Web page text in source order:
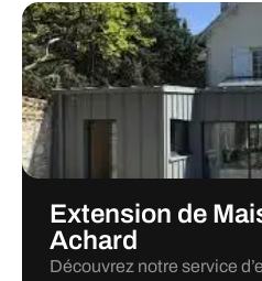
Extension de
Achard
Découvrez notre service